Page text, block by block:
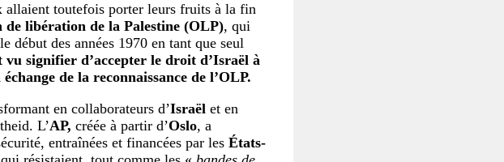
allaient toutefois porter leurs fruits à la fin
de libération de la Palestine (OLP), qui
début des années 1970 en tant que seul
vu signifier d’accepter le droit d’Israël à
de la reconnaissance de l’OLP.
en collaborateurs d’Israël et en
L’AP, créée à partir d’Oslo, a
entraînées et financées par les États-